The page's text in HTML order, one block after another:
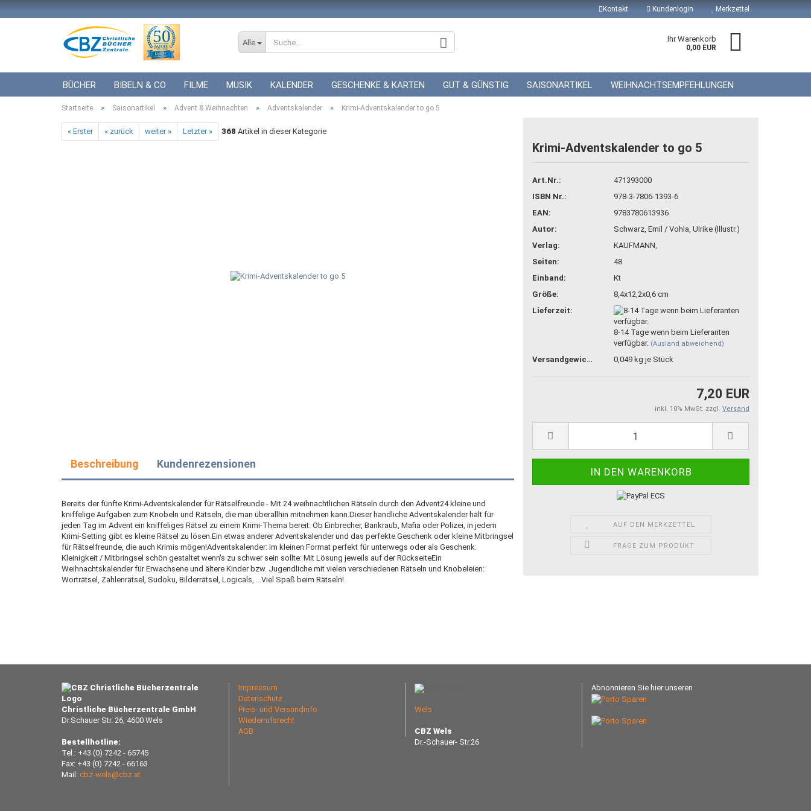
Kontakt Kundenlogin
Konto erstellen
Passwort vergessen?
Merkzettel
Alle Ihr Warenkorb
0,00 EUR
BÜCHER BIBELN & CO FILME MUSIK KALENDER GESCHENKE & KARTEN GUT & GÜNSTIG SAISONARTIKEL WEIHNACHTSEMPFEHLUNGEN
ICF BÜCHER VERSCHIEDENES GESCHENKE ZUR HOCHZEIT GUTSCHEINE
Startseite » Saisonartikel » Advent & Weihnachten » Adventskalender » Krimi-Adventskalender to go 5
« Erster « zurück weiter » Letzter » 368 Artikel in dieser Kategorie
Krimi-Adventskalender to go 5
Art.Nr.:
471393000
ISBN Nr.:
978-3-7806-1393-6
EAN:
9783780613936
Autor:
Schwarz, Emil / Vohla, Ulrike (Illustr.)
Verlag:
KAUFMANN,
Seiten:
48
Einband:
Kt
Größe:
8,4x12,2x0,6 cm
Lieferzeit:
8-14 Tage wenn beim Lieferanten
verfügbar. (Ausland abweichend)
Versandgewicht: 0,049 kg je Stück
7,20 EUR
inkl. 10% MwSt. zzgl. Versand
AUF DEN MERKZETTEL
FRAGE ZUM PRODUKT
Beschreibung Kundenrezensionen
Bereits der fünfte Krimi-Adventskalender für Rätselfreunde - Mit 24 weihnachtlichen Rätseln durch den Advent24 kleine und
kniffelige Aufgaben zum Knobeln und Rätseln, die man überallhin mitnehmen kann.Dieser handliche Adventskalender hält für
jeden Tag im Advent ein kniffeliges Rätsel zu einem Krimi-Thema bereit: Ob Einbrecher, Bankraub, Mafia oder Polizei, in jedem
Krimi-Setting gibt es kleine Rätsel zu lösen.Ein etwas anderer Adventskalender und das perfekte Geschenk oder kleine Mitbringsel
für Rätselfreunde, die auch Krimis mögen!Adventskalender: im kleinen Format perfekt für unterwegs oder als Geschenk:
Kleinigkeit / Mitbringsel schön gestaltet wenn's zu schwer sein sollte: Mit Lösung jeweils auf der RückseiteEin
Weihnachtskalender für Erwachsene und ältere Kinder bzw. Jugendliche mit vielen verschiedenen Rätseln und Knobeleien:
Worträtsel, Zahlenrätsel, Sudoku, Bilderrätsel, Logicals, ...Viel Spaß beim Rätseln!
Christliche Bücherzentrale GmbH
Dr.Schauer Str. 26, 4600 Wels
Bestellhotline:
Tel.: +43 (0) 7242 - 65745
Fax: +43 (0) 7242 - 66163
Mail: cbz-wels@cbz.at
Impressum
Datenschutz
Preis- und Versandinfo
Wiederrufsrecht
AGB
Wels
CBZ Wels
Dr.-Schauer- Str.26
Abnonnieren Sie hier unseren